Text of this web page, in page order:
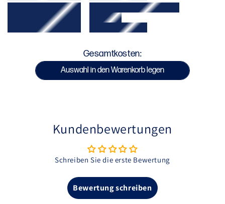
Kombinieren Sie diese schwarzen Boxshorts mit Ihren Lieblings-Venum-
Profihandschuhen für einen kompletten Look beim Sparring und im Wettkampf.
Kühl waschen (bei 30°c).
Mit ähnlichen Farben waschen
Nicht im Trockner trocknen
Nicht bügeln.
Gesamtkosten:
Auswahl in den Warenkorb legen
Kundenbewertungen
Schreiben Sie die erste Bewertung
Bewertung schreiben